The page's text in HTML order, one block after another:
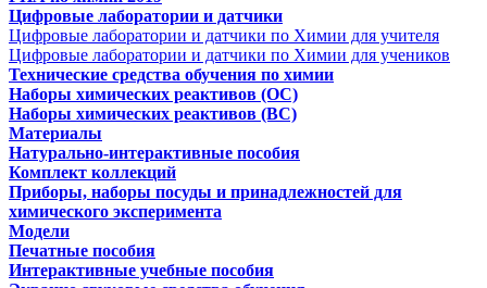
Цифровые лаборатории и датчики
Цифровые лаборатории и датчики по Химии для учителя
Цифровые лаборатории и датчики по Химии для учеников
Технические средства обучения по химии
Наборы химических реактивов (ОС)
Наборы химических реактивов (ВС)
Материалы
Натурально-интерактивные пособия
Комплект коллекций
Приборы, наборы посуды и принадлежностей для
химического эксперимента
Модели
Печатные пособия
Интерактивные учебные пособия